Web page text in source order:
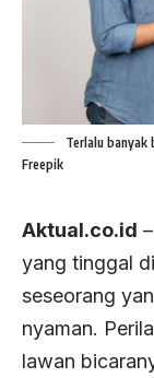
Terlalu banyak
Freepik
Aktual.co.id
yang tinggal
seseorang
nyaman.
lawan